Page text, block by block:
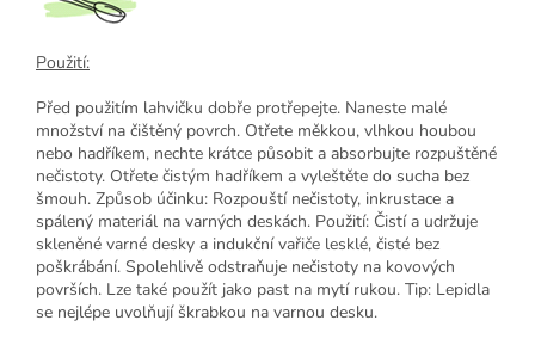
Použití:
Před použitím lahvičku dobře protřepejte. Naneste malé
množství na čištěný povrch. Otřete měkkou, vlhkou houbou
nebo hadříkem, nechte krátce působit a absorbujte rozpuštěné
nečistoty. Otřete čistým hadříkem a vyleštěte do sucha bez
šmouh. Způsob účinku: Rozpouští nečistoty, inkrustace a
spálený materiál na varných deskách. Použití: Čistí a udržuje
skleněné varné desky a indukční vařiče lesklé, čisté bez
poškrábání. Spolehlivě odstraňuje nečistoty na kovových
površích. Lze také použít jako past na mytí rukou. Tip: Lepidla
se nejlépe uvolňují škrabkou na varnou desku.